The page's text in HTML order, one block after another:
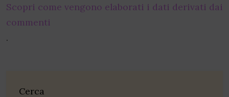
Scopri come vengono elaborati i dati derivati dai
commenti
.
Cerca